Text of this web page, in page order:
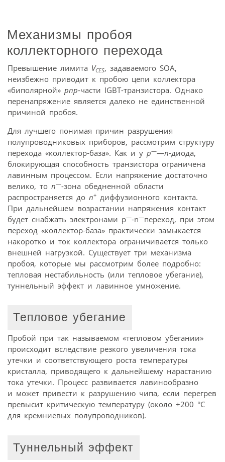
Механизмы пробоя
коллекторного перехода
Превышение лимита VCES, задаваемого SOA,
неизбежно приводит к пробою цепи коллектора
«биполярной» pnp-части IGBT-транзистора. Однако
перенапряжение является далеко не единственной
причиной пробоя.
Для лучшего понимая причин разрушения
полупроводниковых приборов, рассмотрим структуру
перехода «коллектор-база». Как и у р——n-диода,
блокирующая способность транзистора ограничена
лавинным процессом. Если напряжение достаточно
велико, то n—-зона обедненной области
распространяется до n+ диффузионного контакта.
При дальнейшем возрастании напряжения контакт
будет снабжать электронами р—-n—переход, при этом
переход «коллектор-база» практически замыкается
накоротко и ток коллектора ограничивается только
внешней нагрузкой. Существует три механизма
пробоя, которые мы рассмотрим более подробно:
тепловая нестабильность (или тепловое убегание),
туннельный эффект и лавинное умножение.
Тепловое убегание
Пробой при так называемом «тепловом убегании»
происходит вследствие резкого увеличения тока
утечки и соответствующего роста температуры
кристалла, приводящего к дальнейшему нарастанию
тока утечки. Процесс развивается лавинообразно
и может привести к разрушению чипа, если перегрев
превысит критическую температуру (около +200 °С
для кремниевых полупроводников).
Туннельный эффект